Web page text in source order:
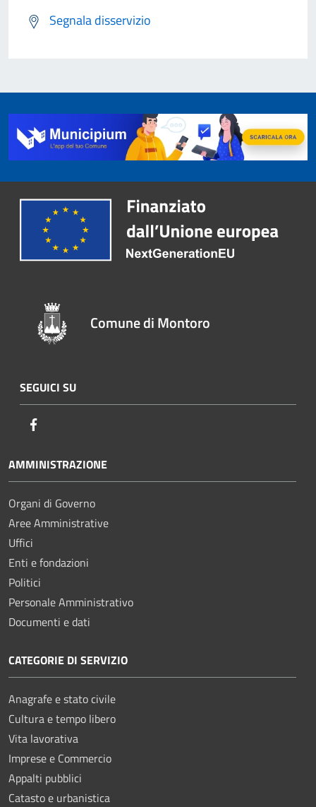
Segnala disservizio
Comune di Montoro
SEGUICI SU
AMMINISTRAZIONE
Organi di Governo
Aree Amministrative
Uffici
Enti e fondazioni
Politici
Personale Amministrativo
Documenti e dati
CATEGORIE DI SERVIZIO
Anagrafe e stato civile
Cultura e tempo libero
Vita lavorativa
Imprese e Commercio
Appalti pubblici
Catasto e urbanistica